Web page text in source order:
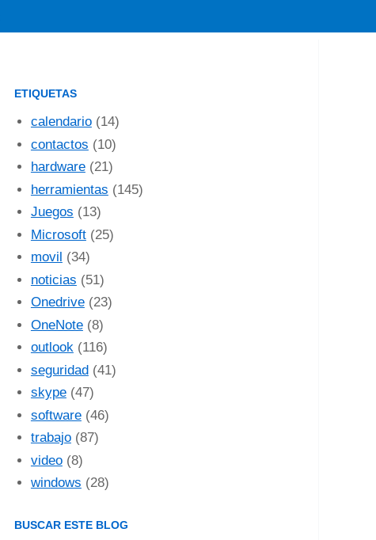
ETIQUETAS
calendario (14)
contactos (10)
hardware (21)
herramientas (145)
Juegos (13)
Microsoft (25)
movil (34)
noticias (51)
Onedrive (23)
OneNote (8)
outlook (116)
seguridad (41)
skype (47)
software (46)
trabajo (87)
video (8)
windows (28)
BUSCAR ESTE BLOG